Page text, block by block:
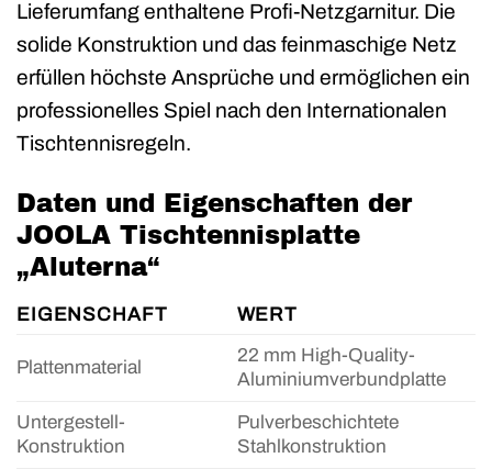
Lieferumfang enthaltene Profi-Netzgarnitur. Die
solide Konstruktion und das feinmaschige Netz
erfüllen höchste Ansprüche und ermöglichen ein
professionelles Spiel nach den Internationalen
Tischtennisregeln.
Daten und Eigenschaften der
JOOLA Tischtennisplatte
„Aluterna“
EIGENSCHAFT WERT
Plattenmaterial
22 mm High-Quality-
Aluminiumverbundplatte
Untergestell-
Konstruktion
Pulverbeschichtete
Stahlkonstruktion